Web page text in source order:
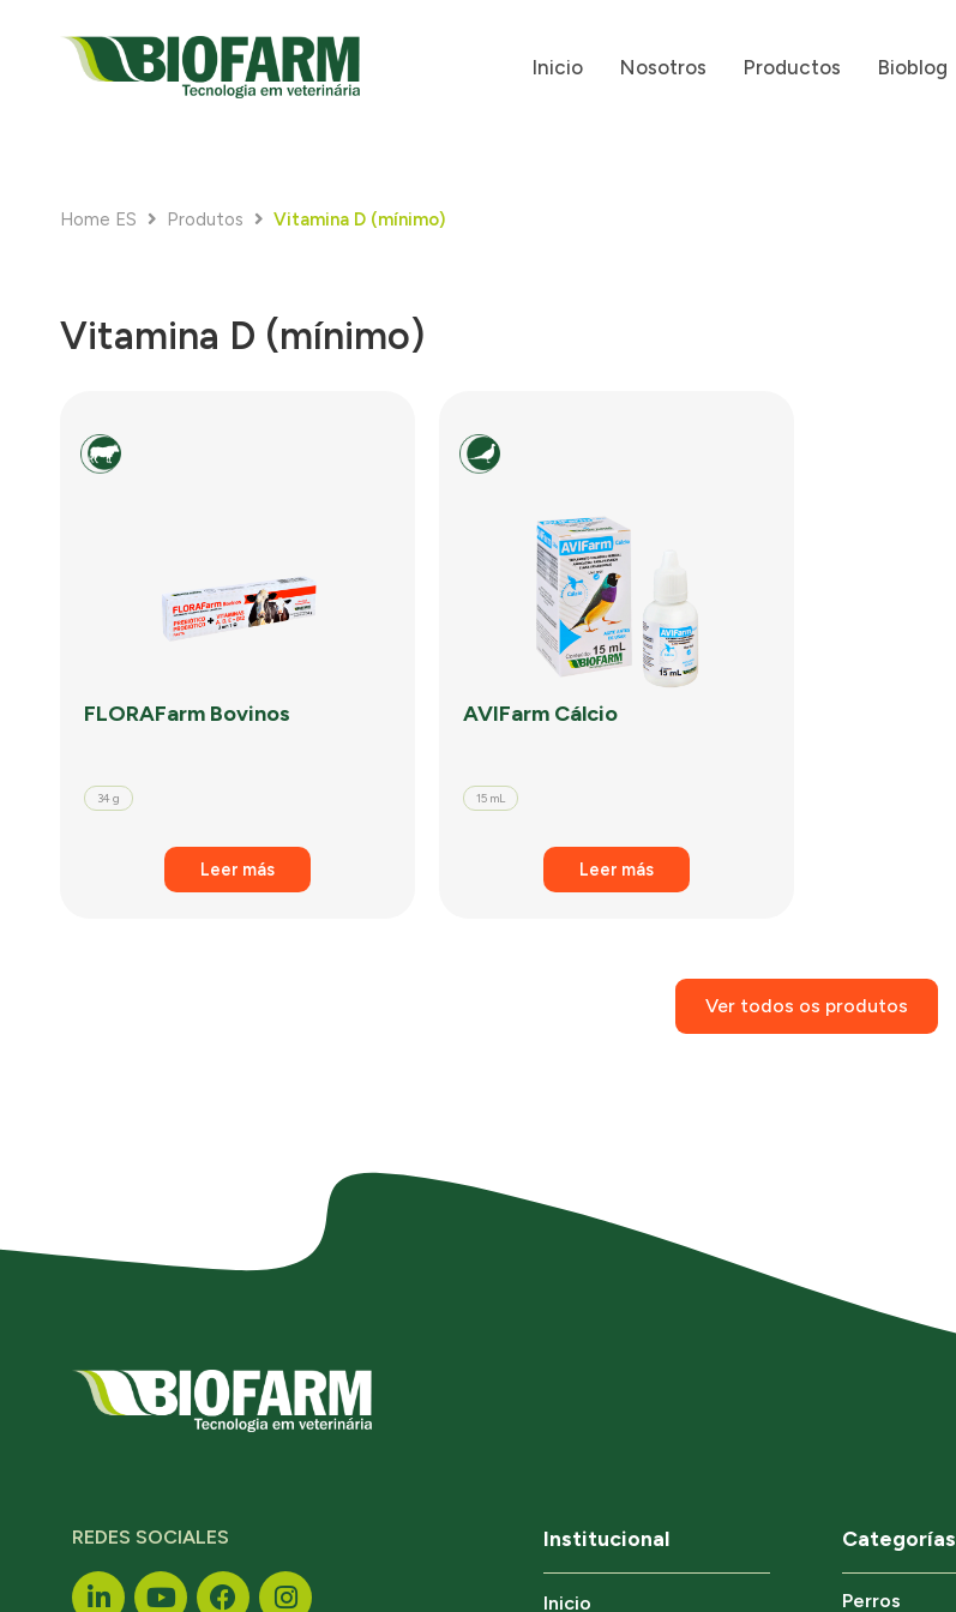
Inicio Nosotros Productos Bioblog
Home ES Produtos Vitamina D (mínimo)
Vitamina D (mínimo)
FLORAFarm Bovinos
34 g
Leer más
AVIFarm Cálcio
15 mL
Leer más
Ver todos os produtos
REDES SOCIALES Institucional
Inicio
Categorías
Perros